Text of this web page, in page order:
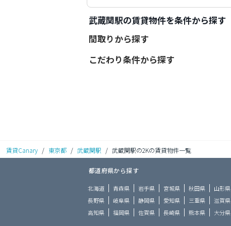
武蔵関駅の賃貸物件を条件から探す
間取りから探す
こだわり条件から探す
賃貸Canary / 東京都 / 武蔵関駅 / 武蔵関駅の2Kの賃貸物件一覧
都道府県から探す
北海道 青森県 岩手県 宮城県 秋田県 山形県
長野県
岐阜県 静岡県 愛知県 三重県 滋賀県
高知県
福岡県 佐賀県 長崎県 熊本県 大分県